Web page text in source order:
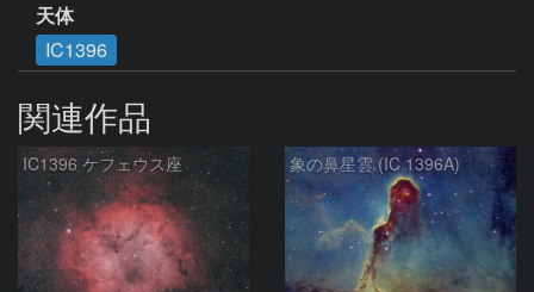
天体
IC1396
関連作品
IC1396 ケフェウス座 象の鼻星雲 (IC 1396A)